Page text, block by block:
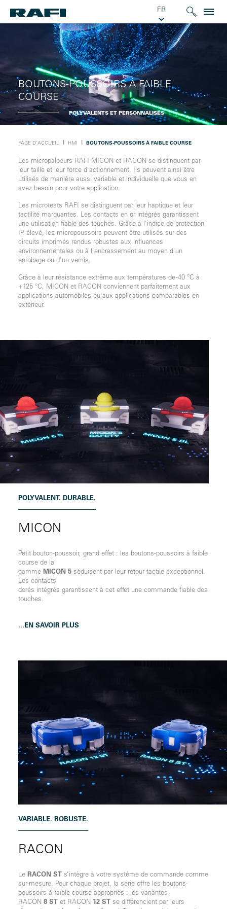
FR
BOUTONS-POUSSOIRS À FAIBLE
COURSE
POLYVALENTS ET PERSONNALISÉS
PAGE D'ACCUEIL Ι HMI Ι BOUTONS-POUSSOIRS À FAIBLE COURSE
Les micropalpeurs RAFI MICON et RACON se distinguent par
leur taille et leur force d'actionnement. Ils peuvent ainsi être
utilisés de manière aussi variable et individuelle que vous en
avez besoin pour votre application.
Les microtests RAFI se distinguent par leur haptique et leur
tactilité marquantes. Les contacts en or intégrés garantissent
une utilisation fiable des touches. Grâce à l'indice de protection
IP élevé, les micropoussoirs peuvent être utilisés sur des
circuits imprimés rendus robustes aux influences
environnementales ou à l'encrassement au moyen d'un
enrobage ou d'un vernis.
Grâce à leur résistance extrême aux températures de -40 °C à
+125 °C, MICON et RACON conviennent parfaitement aux
applications automobiles ou aux applications comparables en
extérieur.
POLYVALENT. DURABLE.
MICON
Petit bouton-poussoir, grand effet : les boutons-poussoirs à faible
course de la
gamme MICON 5 séduisent par leur retour tactile exceptionnel.
Les contacts
dorés intégrés garantissent à cet effet une commande fiable des
touches.
...EN SAVOIR PLUS
VARIABLE. ROBUSTE.
RACON
Le RACON ST s’intègre à votre système de commande comme
sur-mesure. Pour chaque projet, la série offre les boutons-
poussoirs à faible course appropriés : les variantes
RACON 8 ST et RACON 12 ST se différencient par leurs